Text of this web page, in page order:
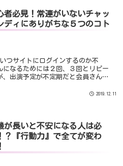
者必見！常連がいないチャッ
ディにありがちな５つのコト
つサイトにログインするのか不
なるためには２回、３回とリピー
出演予定が不定期だと会員さんは
定を出しているチャットレディの2019.12.11
が長いと不安になる人は必
？『行動力』で全てが変わ